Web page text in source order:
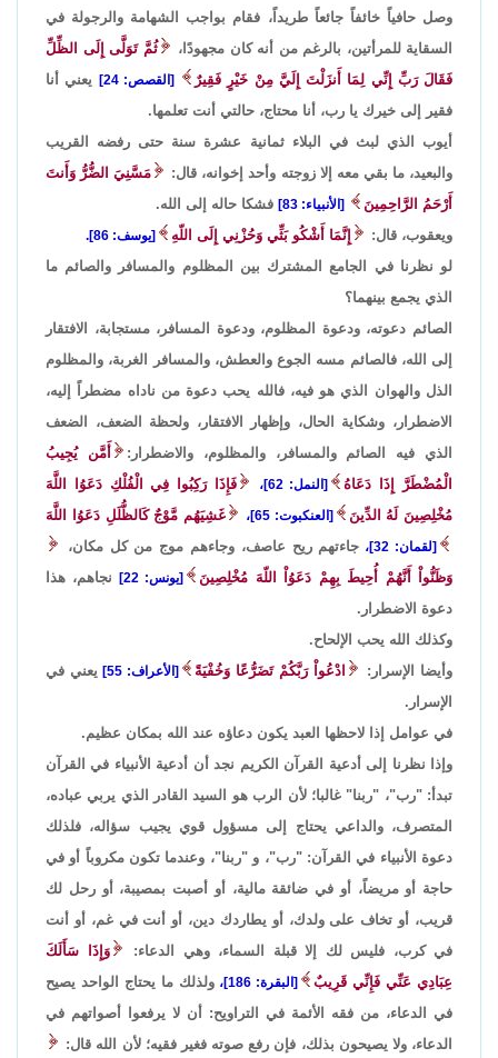
وصل حافياً خائفاً جائعاً طريداً، فقام بواجب الشهامة والرجولة في
السقاية للمرأتين، بالرغم من أنه كان مجهودًا،
ثُمَّ تَوَلَّى إِلَى الظِّلِّ
فَقَالَ رَبِّ إِنِّي لِمَا أَنزَلْتَ إِلَيَّ مِنْ خَيْرٍ فَقِيرٌ
[القصص: 24]
يعني أنا
فقير إلى خيرك يا رب، أنا محتاج، حالتي أنت تعلمها.
أيوب الذي لبث في البلاء ثمانية عشرة سنة حتى رفضه القريب
والبعيد، ما بقي معه إلا زوجته وأحد إخوانه، قال:
مَسَّنِيَ الضُّرُّ وَأَنتَ
أَرْحَمُ الرَّاحِمِينَ
[الأنبياء: 83]
فشكا حاله إلى الله.
ويعقوب، قال:
إِنَّمَا أَشْكُو بَثِّي وَحُزْنِي إِلَى اللّهِ [يوسف: 86].
لو نظرنا في الجامع المشترك بين المظلوم والمسافر والصائم ما
الذي يجمع بينهما؟
الصائم دعوته، ودعوة المظلوم، ودعوة المسافر، مستجابة، الافتقار
إلى الله، فالصائم مسه الجوع والعطش، والمسافر الغربة، والمظلوم
الذل والهوان الذي هو فيه، فالله يحب دعوة من ناداه مضطراً إليه،
الاضطرار، وشكاية الحال، وإظهار الافتقار، ولحظة الضعف، الضعف
الذي فيه الصائم والمسافر، والمظلوم، والاضطرار:
أَمَّن يُجِيبُ
الْمُضْطَرَّ إِذَا دَعَاهُ
[النمل: 62]،
فَإِذَا رَكِبُوا فِي الْفُلْكِ دَعَوُا اللَّهَ
مُخْلِصِينَ لَهُ الدِّينَ
[العنكبوت: 65]، غَشِيَهُم مَّوْجٌ كَالظُّلَلِ دَعَوُا اللَّهَ
[لقمان: 32]،
جاءتهم ريح عاصف، وجاءهم موج من كل مكان،
وَظَنُّواْ أَنَّهُمْ أُحِيطَ بِهِمْ دَعَوُاْ اللّهَ مُخْلِصِينَ
[يونس: 22]
نجاهم، هذا
دعوة الاضطرار.
وكذلك الله يحب الإلحاح.
وأيضا الإسرار:
ادْعُواْ رَبَّكُمْ تَضَرُّعًا وَخُفْيَةً [الأعراف: 55]
يعني في
الإسرار.
في عوامل إذا لاحظها العبد يكون دعاؤه عند الله بمكان عظيم.
وإذا نظرنا إلى أدعية القرآن الكريم نجد أن أدعية الأنبياء في القرآن
تبدأ: "رب"، "ربنا" غالبا؛ لأن الرب هو السيد القادر الذي يربي عباده،
المتصرف، والداعي يحتاج إلى مسؤول قوي يجيب سؤاله، فلذلك
دعوة الأنبياء في القرآن: "رب"، و "ربنا"، وعندما تكون مكروباً أو في
حاجة أو مريضاً، أو في ضائقة مالية، أو أصبت بمصيبة، أو رحل لك
قريب، أو تخاف على ولدك، أو يطاردك دين، أو أنت في غم، أو أنت
في كرب، فليس لك إلا قبلة السماء، وهي الدعاء:
وَإِذَا سَأَلَكَ
عِبَادِي عَنِّي فَإِنِّي قَرِيبٌ
[البقرة: 186]،
ولذلك ما يحتاج الواحد يصيح
في الدعاء، من فقه الأئمة في التراويح: أن لا يرفعوا أصواتهم في
الدعاء، ولا يصيحون بذلك، فإن رفع صوته فغير فقيه؛ لأن الله قال: